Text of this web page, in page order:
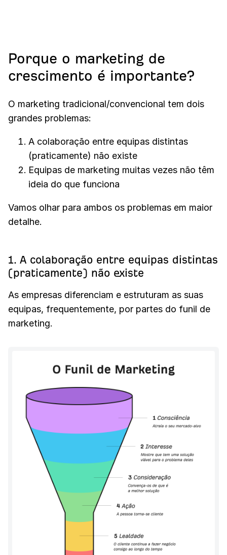
Porque o marketing de
crescimento é importante?
O marketing tradicional/convencional tem dois
grandes problemas:
A colaboração entre equipas distintas
(praticamente) não existe
Equipas de marketing muitas vezes não têm
ideia do que funciona
Vamos olhar para ambos os problemas em maior
detalhe.
1. A colaboração entre equipas distintas
(praticamente) não existe
As empresas diferenciam e estruturam as suas
equipas, frequentemente, por partes do funil de
marketing.